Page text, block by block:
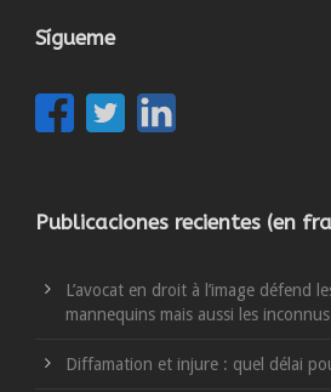
Sígueme
Publicaciones recientes (en
L’avocat en droit à l’image défend
mannequins mais aussi les inconnus
Diffamation et injure : quel délai